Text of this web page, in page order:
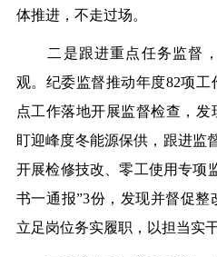
体推进，不走过场。
二是跟进重点任务监督，
观。纪委监督推动年度82项
点工作落地开展监督检查，
盯迎峰度冬能源保供，跟进监
开展检修技改、零工使用专项
书一通报”3份，发现并督促整
立足岗位务实履职，以担当实